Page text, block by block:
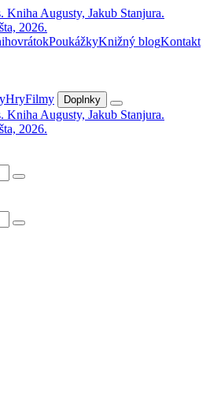
PoukážkyKnižný blogKontakt
HryFilmy Doplnky